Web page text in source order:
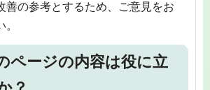
善の参考とするため、ご意見をお
ページの内容は役に立